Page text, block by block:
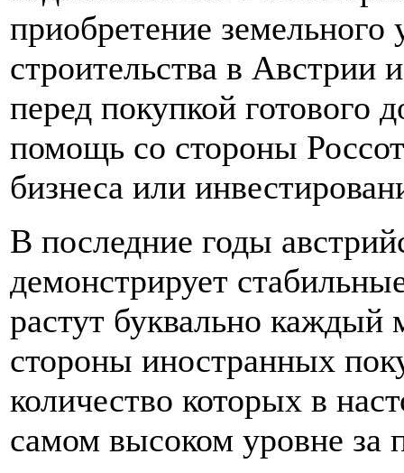
приобретение земельного
строительства в Австрии
перед покупкой готового
помощь со стороны
бизнеса или
В последние годы
демонстрирует
растут буквально каждый
стороны иностранных
количество которых в
самом высоком уровне за